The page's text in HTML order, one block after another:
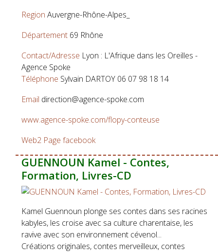
Region Auvergne-Rhône-Alpes_
Département 69 Rhône
Contact/Adresse Lyon : L'Afrique dans les Oreilles -
Agence Spoke
Téléphone Sylvain DARTOY 06 07 98 18 14
Email direction@agence-spoke.com
www.agence-spoke.com/flopy-conteuse
Web2 Page facebook
GUENNOUN Kamel - Contes,
Formation, Livres-CD
Kamel Guennoun plonge ses contes dans ses racines
kabyles, les croise avec sa culture charentaise, les
ravive avec son environnement cévenol...
Créations originales, contes merveilleux, contes